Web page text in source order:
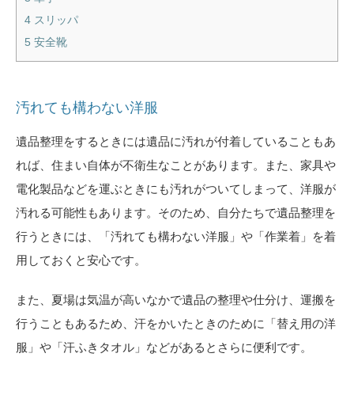
4 スリッパ
5 安全靴
汚れても構わない洋服
遺品整理をするときには遺品に汚れが付着していることもあ
れば、住まい自体が不衛生なことがあります。また、家具や
電化製品などを運ぶときにも汚れがついてしまって、洋服が
汚れる可能性もあります。そのため、自分たちで遺品整理を
行うときには、「汚れても構わない洋服」や「作業着」を着
用しておくと安心です。
また、夏場は気温が高いなかで遺品の整理や仕分け、運搬を
行うこともあるため、汗をかいたときのために「替え用の洋
服」や「汗ふきタオル」などがあるとさらに便利です。